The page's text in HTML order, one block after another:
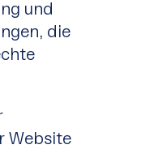
und
die
Website